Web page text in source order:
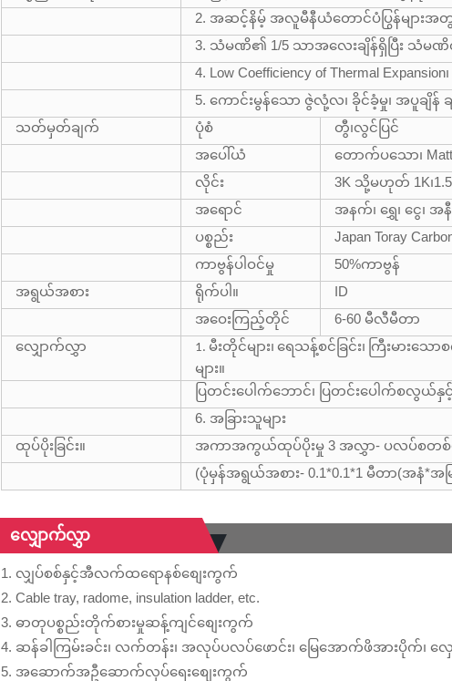
2. အဆင့်နိမ့် အလူမီနီယံတောင်ပံပြွန်များအ
3. သံမဏိ၏ 1/5 သာအလေးချိန်ရှိပြီး သံမ
4. Low Coefficiency of Thermal Expansion
5. ကောင်းမွန်သော ဇွဲလုံ့လ၊ ခိုင်ခံ့မှု၊ အပူချိန် ခ
သတ်မှတ်ချက်
ပုံစံ
တွီ၊လွင်ပြင်
အပေါ်ယံ
တောက်ပသော၊
လိုင်း
3K သို့မဟုတ် 1K၊
အရောင်
အနက်၊ ရွှေ၊ ငွေ၊ အနီ
ပစ္စည်း
Japan Toray
ကာဗွန်ပါဝင်မှု
50%ကာဗွန်
အရွယ်အစား
ရိုက်ပါ။ ID
အဝေးကြည့်တိုင်
6-60 မီလီမီတာ
လျှောက်လွှာ
1. မီးတိုင်များ၊ ရေသန့်စင်ခြင်း၊ ကြီးမ
များ။
ပြတင်းပေါက်ဘောင်၊ ပြတင်းပေါက်စလွ
6. အခြားသူများ
ထုပ်ပိုးခြင်း။
အကာအကွယ်ထုပ်ပိုးမှု 3 အလွှာ- ပလပ်စတစ်ဖလ
(ပုံမှန်အရွယ်အစား- 0.1*0.1*1 မီတာ(အနံ*အမ
လျှောက်လွှာ
1. လျှပ်စစ်နှင့်အီလက်ထရောနစ်စျေးကွက်
2. Cable tray, radome, insulation ladder, etc.
3. ဓာတုပစ္စည်းတိုက်စားမှုဆန့်ကျင်စျေးကွက်
4. ဆန်ခါကြမ်းခင်း၊ လက်တန်း၊ အလုပ်ပလပ်ဖောင်း၊ မြေအောက်ဖိအားပိုက်၊
5. အဆောက်အဦဆောက်လုပ်ရေးစျေးကွက်